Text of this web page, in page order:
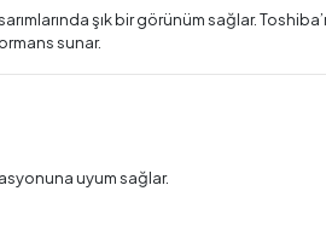
şık bir görünüm sağlar.
sunar.
uyum sağlar.